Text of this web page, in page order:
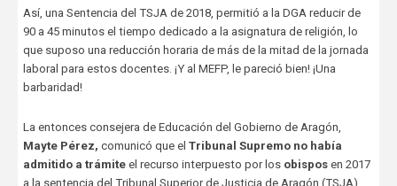
Así, una Sentencia del TSJA de 2018, permitió a la DGA reducir de
90 a 45 minutos el tiempo dedicado a la asignatura de religión, lo
que suposo una reducción horaria de más de la mitad de la jornada
laboral para estos docentes. ¡Y al MEFP, le pareció bien! ¡Una
barbaridad!
La entonces consejera de Educación del Gobierno de Aragón,
Mayte Pérez, comunicó que el Tribunal Supremo no había
admitido a trámiteel recurso interpuesto por los obispos en 2017
a la sentencia del Tribunal Superior de Justicia de Aragón (TSJA),